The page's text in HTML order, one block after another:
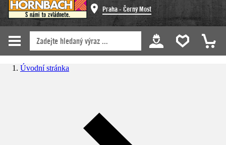
Praha - Černý Most
Úvodní stránka